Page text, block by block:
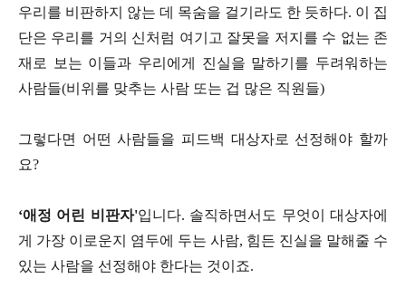
우리를 비판하지 않는 데 목숨을 걸기라도 한 듯하다. 이 집
단은 우리를 거의 신처럼 여기고 잘못을 저지를 수 없는 존
재로 보는 이들과 우리에게 진실을 말하기를 두려워하는
사람들(비위를 맞추는 사람 또는 겁 많은 직원들)
그렇다면 어떤 사람들을 피드백 대상자로 선정해야 할까
요?
‘애정 어린 비판자'입니다. 솔직하면서도 무엇이 대상자에
게 가장 이로운지 염두에 두는 사람, 힘든 진실을 말해줄 수
있는 사람을 선정해야 한다는 것이죠.